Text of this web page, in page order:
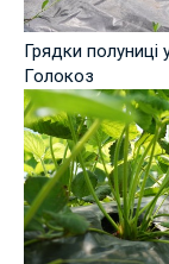
Грядки полуниці
Голокоз